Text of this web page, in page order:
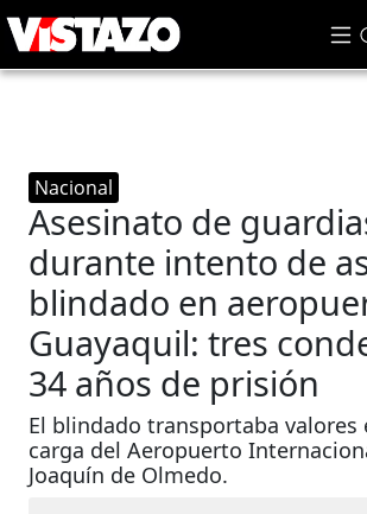
Nacional
Asesinato de
durante intento de
blindado en
Guayaquil: tres
34 años de prisión
El blindado transportaba valores
carga del Aeropuerto
Joaquín de Olmedo.